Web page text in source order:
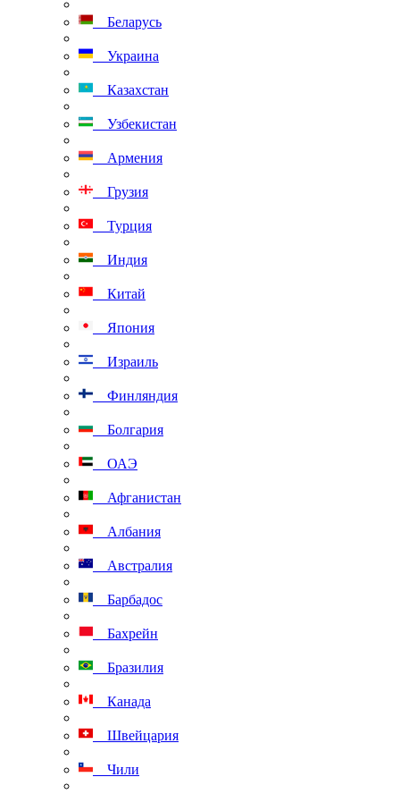
Беларусь
Украина
Казахстан
Узбекистан
Армения
Грузия
Турция
Индия
Китай
Япония
Израиль
Финляндия
Болгария
ОАЭ
Афганистан
Албания
Австралия
Барбадос
Бахрейн
Бразилия
Канада
Швейцария
Чили